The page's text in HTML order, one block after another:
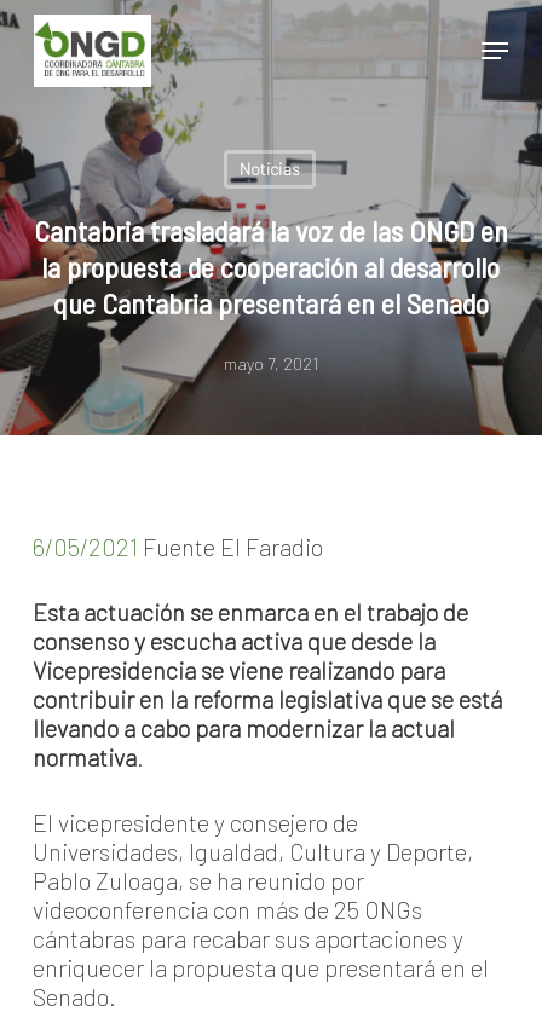
Skip
main
Menu
Noticias
Cantabria trasladará la voz de las ONGD en
la propuesta de cooperación al desarrollo
que Cantabria presentará en el Senado
mayo 7, 2021
6/05/2021 Fuente El Faradio
Esta actuación se enmarca en el trabajo de
consenso y escucha activa que desde la
Vicepresidencia se viene realizando para
contribuir en la reforma legislativa que se está
llevando a cabo para modernizar la actual
normativa.
El vicepresidente y consejero de
Universidades, Igualdad, Cultura y Deporte,
Pablo Zuloaga, se ha reunido por
videoconferencia con más de 25 ONGs
cántabras para recabar sus aportaciones y
enriquecer la propuesta que presentará en el
Senado.
Close
Menu